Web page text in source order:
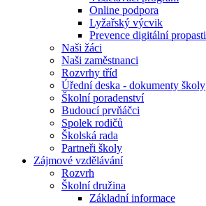
Online podpora
Lyžařský výcvik
Prevence digitální propasti
Naši žáci
Naši zaměstnanci
Rozvrhy tříd
Úřední deska - dokumenty školy
Školní poradenství
Budoucí prvňáčci
Spolek rodičů
Školská rada
Partneři školy
Zájmové vzdělávání
Rozvrh
Školní družina
Základní informace